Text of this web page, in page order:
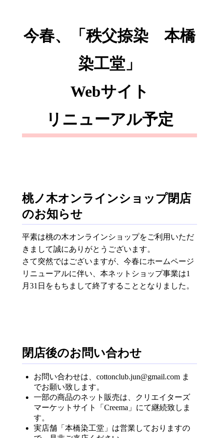
今春、「秩父捺染 本橋
染工堂」
Webサイト
リニューアル予定
桃ノ木オンラインショップ閉店
のお知らせ
平素は桃の木オンラインショップをご利用いただ
きまして誠にありがとうございます。
さて突然ではございますが、今春にホームページ
リニューアルに伴い、本ネットショップ事業は1
月31日をもちまして終了することとなりました。
閉店後のお問い合わせ
お問い合わせは、cottonclub.jun@gmail.com ま
でお願い致します。
一部の商品のネット販売は、クリエイターズ
マーケットサイト「Creema」にて継続致しま
す。
実店舗「本橋染工堂」は営業しておりますの